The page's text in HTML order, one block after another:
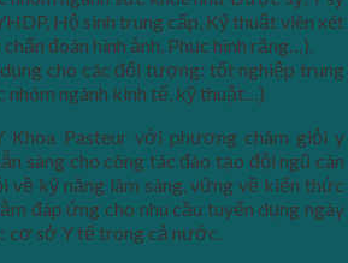
Hộ sinh trung cấp, Kỹ thuật viên xét
đoán hình ảnh, Phục hình răng…).
cho các đối tượng: tốt nghiệp trung
nhóm ngành kinh tế, kỹ thuật…)
Khoa Pasteur với phương châm giỏi y
sàng cho công tác đào tạo đội ngũ cán
về kỹ năng lâm sàng, vững về kiến thức
đáp ứng cho nhu cầu tuyển dụng ngày
cơ sở Y tế trong cả nước.